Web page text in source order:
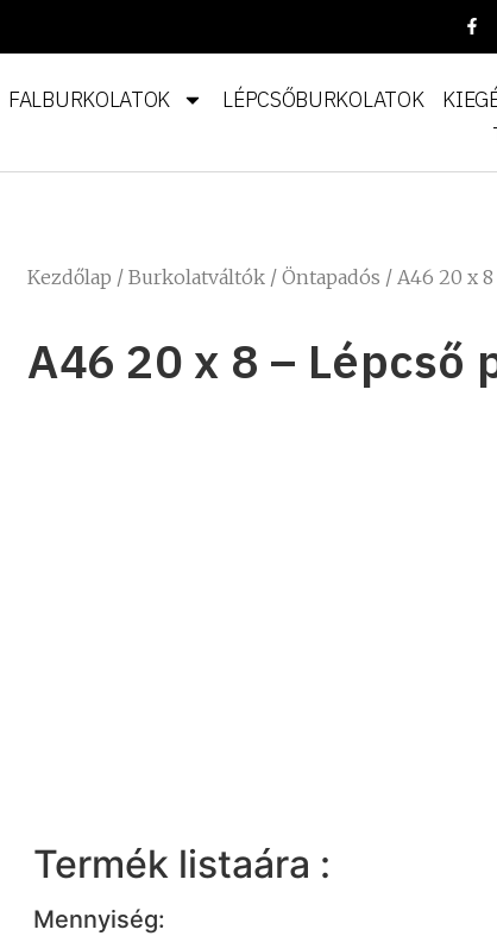
FALBURKOLATOK LÉPCSŐBURKOLATOK
Kezdőlap / Burkolatváltók / Öntapadós / A46 20 x
A46 20 x 8 – Lépcső
Termék listaára :
Mennyiség: